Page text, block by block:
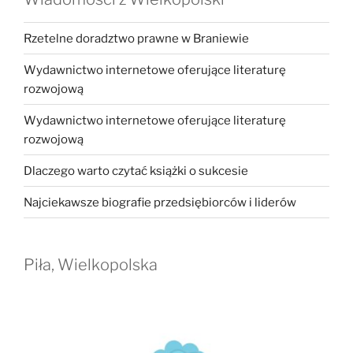
Rzetelne doradztwo prawne w Braniewie
Wydawnictwo internetowe oferujące literaturę
rozwojową
Wydawnictwo internetowe oferujące literaturę
rozwojową
Dlaczego warto czytać książki o sukcesie
Najciekawsze biografie przedsiębiorców i liderów
Piła, Wielkopolska